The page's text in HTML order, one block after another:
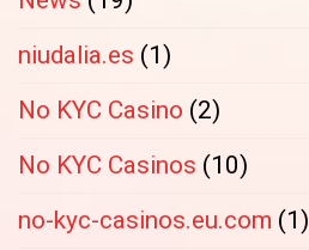
niudalia.es (1)
No KYC Casino (2)
No KYC Casinos (10)
no-kyc-casinos.eu.com (1)